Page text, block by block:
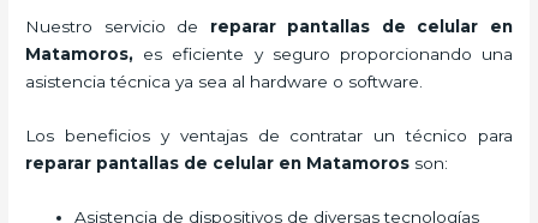
Nuestro servicio de reparar pantallas de celular en
Matamoros, es eficiente y seguro proporcionando una
asistencia técnica ya sea al hardware o software.
Los beneficios y ventajas de contratar un técnico para
reparar pantallas de celular en Matamoros son:
Asistencia de dispositivos de diversas tecnologías